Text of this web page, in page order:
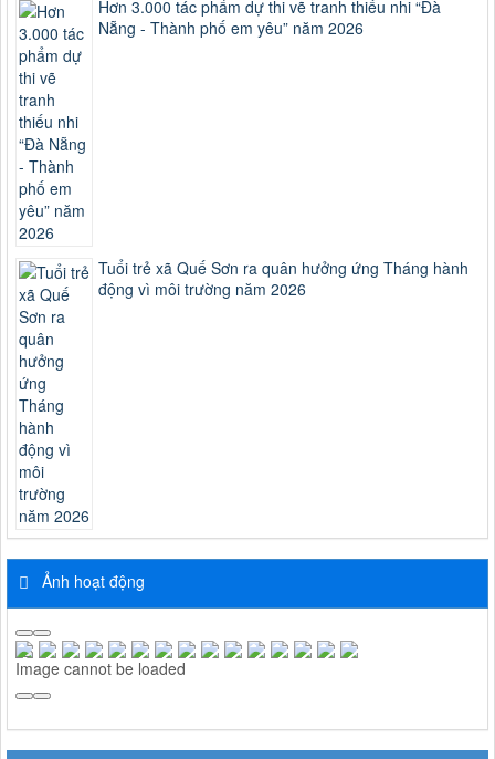
Hơn 3.000 tác phẩm dự thi vẽ tranh thiếu nhi “Đà
Nẵng - Thành phố em yêu” năm 2026
Tuổi trẻ xã Quế Sơn ra quân hưởng ứng Tháng hành
động vì môi trường năm 2026
Ảnh hoạt động
Image cannot be loaded